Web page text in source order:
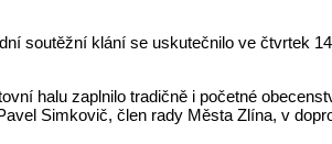
soutěžní klání se uskutečnilo ve čtvrtek
halu zaplnilo tradičně i početné
Simkovič, člen rady Města Zlína, v